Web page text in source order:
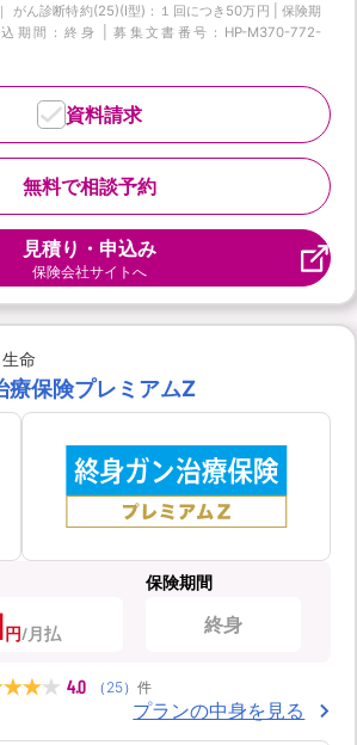
がん診断特約(25)(Ⅰ型)：１回につき50万円 | 保険期
期間：終身 | 募集文書番号：HP-M370-772-
無料で相談予約
資料請求
見積り・申込み
保険会社サイトへ
命
療保険プレミアムZ
円
保険期間
終身
4.0 （ 25） 件
プランの中身を見る